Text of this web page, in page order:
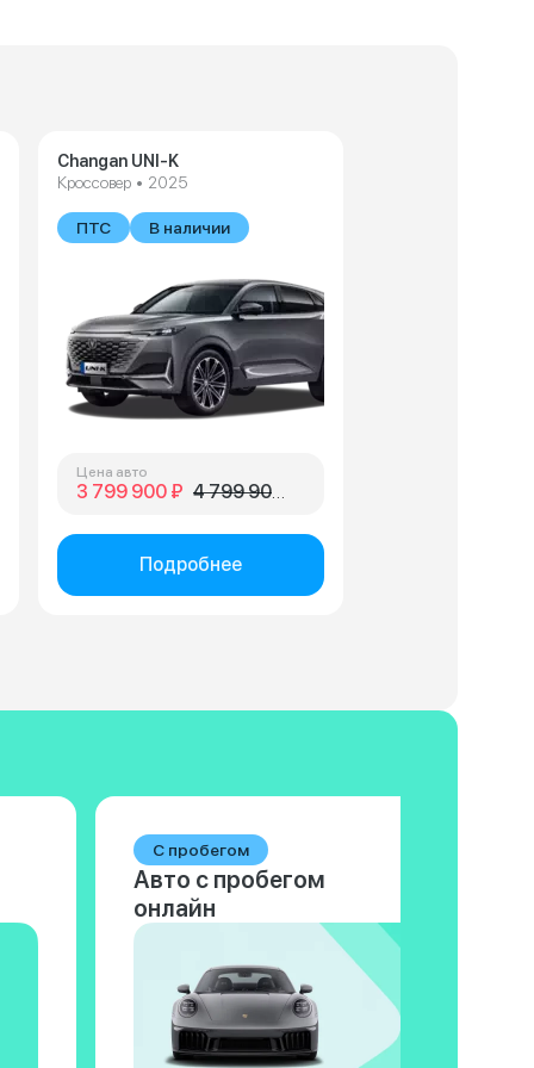
В наличии
Changan UNI-K
Кроссовер • 2025
ПТС В наличии
Цена авто
3 799 900 ₽ 4 799 900 ₽
Подробнее
С пробегом
Авто с пробегом
онлайн